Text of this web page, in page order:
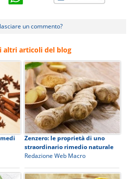
un commento?
altri articoli del blog
Zenzero: le proprietà di uno
straordinario rimedio naturale
Redazione Web Macro